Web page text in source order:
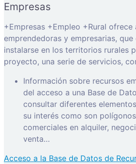
Empresas
+Empresas +Empleo +Rural ofrece
emprendedoras y empresarias, que
instalarse en los territorios rurales
proyecto, una serie de servicios,
Información sobre recursos
del acceso a una Base de
consultar diferentes
su interés como son
comerciales en alquiler,
venta…
Acceso a la Base de Datos de